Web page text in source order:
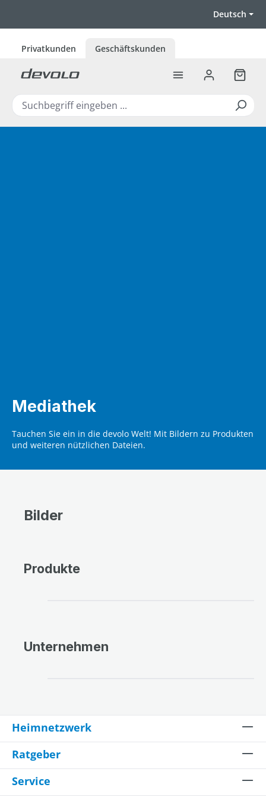
Deutsch
Privatkunden Geschäftskunden
Mediathek
Tauchen Sie ein in die devolo Welt! Mit Bildern zu Produkten
und weiteren nützlichen Dateien.
Bilder
Produkte
Unternehmen
Heimnetzwerk
Ratgeber
Service